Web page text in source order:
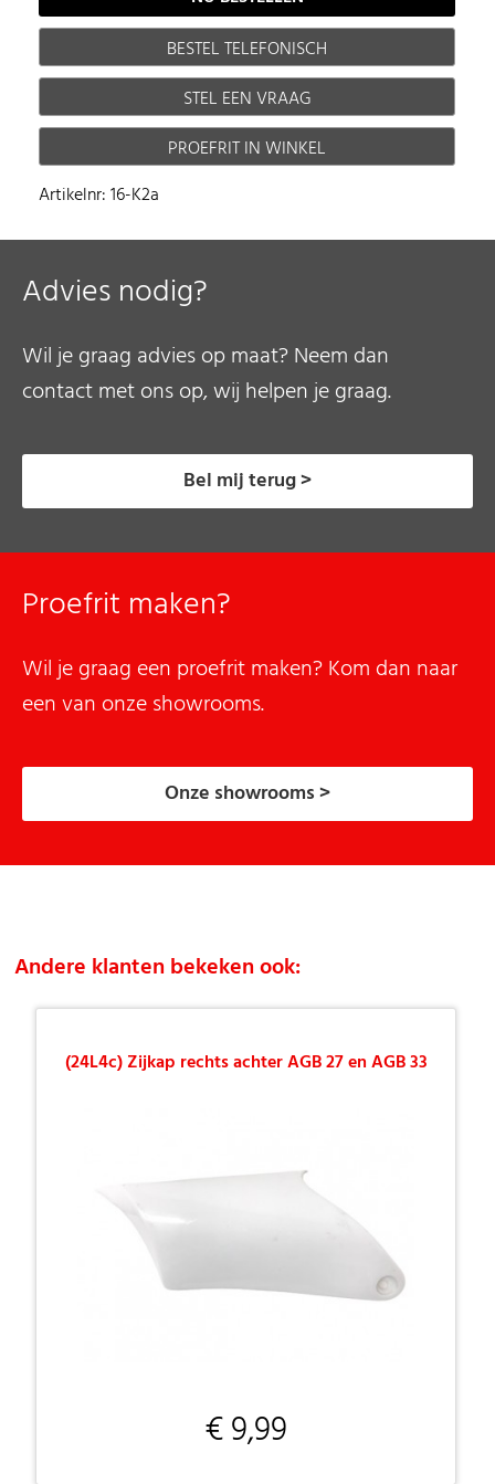
BESTEL TELEFONISCH
STEL EEN VRAAG
PROEFRIT IN WINKEL
Artikelnr: 16-K2a
Advies nodig?
Wil je graag advies op maat? Neem dan
contact met ons op, wij helpen je graag.
Bel mij terug >
Proefrit maken?
Wil je graag een proefrit maken? Kom dan naar
een van onze showrooms.
Onze showrooms >
Andere klanten bekeken ook:
(24L4c) Zijkap rechts achter AGB 27 en AGB 33
€ 9,99